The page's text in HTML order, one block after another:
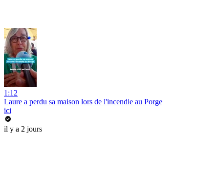
1:12
Laure a perdu sa maison lors de l'incendie au Porge
ici
il y a 2 jours